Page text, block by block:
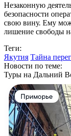
Незаконную
безопасности
свою вину. Ему
лишение свободы
Теги:
Якутия Тайна
Новости по теме:
Туры на Дальний